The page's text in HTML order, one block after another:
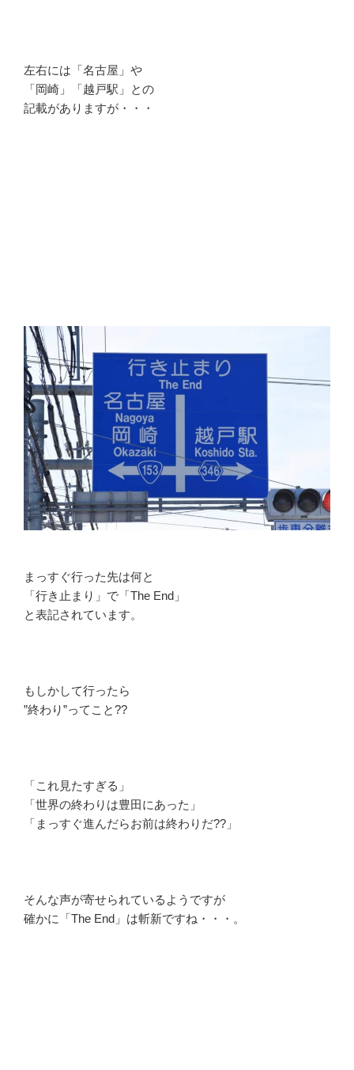
左右には「名古屋」や
「岡崎」「越戸駅」との
記載がありますが・・・
まっすぐ行った先は何と
「行き止まり」で「The End」
と表記されています。
もしかして行ったら
”終わり”ってこと??
「これ見たすぎる」
「世界の終わりは豊田にあった」
「まっすぐ進んだらお前は終わりだ??」
そんな声が寄せられているようですが
確かに「The End」は斬新ですね・・・。